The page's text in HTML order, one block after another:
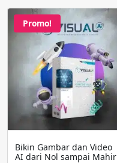
Promo!
Bikin Gambar dan Video
AI dari Nol sampai Mahir